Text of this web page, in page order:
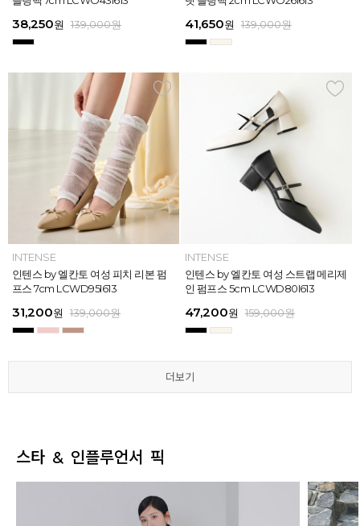
45,900원 159,000원 45,900원 159,000원
ELCANTO
[EXCLUSIVE] 노엘 엘칸토 여성 젤리
슈즈 2.3cm LCWW01U626
29,000원
MAZZ
마쯔 by 엘칸토 여성 크로스 와이드
스트랩 컴포트 샌들 3.5cm LCWW27
45,900원 159,000원
더보기
38,250원 139,000원 41,650원 139,000원
INTENSE
인텐스 by 엘칸토 여성 피치 리본 펌
프스 7cm LCWD95I613
31,200원 139,000원
INTENSE
인텐스 by 엘칸토 여성 스트랩 메리제
인 펌프스 5cm LCWD80I613
47,200원 159,000원
더보기
28,720원 159,000원 45,900원 159,000원
INTENSE
인텐스 by 엘칸토 여성 에나멜 스퀘어
오브제 플랫슈즈 1.5cm LCWD53I613
41,650원 149,000원
INTENSE
인텐스 by 엘칸토 여성 클래식 스트랩
로퍼 2cm LCWD72I613
27,920원 159,000원
더보기
31,920원 169,000원 39,900원 169,000원
MAZZ
마쯔 by 엘칸토 여성 투밴드 고프코어
플랫 캐주얼 2.5cm LCWC97M613
43,200원 159,000원
MAZZ
마쯔 by 엘칸토 여성 데이엔 스니커즈
3.5cm LCWS20M613
71,400원 189,000원
더보기
45,900원 159,000원 45,900원 159,000원
ELCANTO
[EXCLUSIVE] 노엘 엘칸토 여성 젤리
슈즈 2.3cm LCWW01U626
29,000원
MAZZ
마쯔 by 엘칸토 여성 크로스 와이드
스트랩 컴포트 샌들 3.5cm LCWW27
45,900원 159,000원
더보기
38,250원 139,000원 41,650원 139,000원
INTENSE
인텐스 by 엘칸토 여성 피치 리본 펌
프스 7cm LCWD95I613
31,200원 139,000원
INTENSE
인텐스 by 엘칸토 여성 스트랩 메리제
인 펌프스 5cm LCWD80I613
47,200원 159,000원
더보기
스타 & 인플루언서 픽